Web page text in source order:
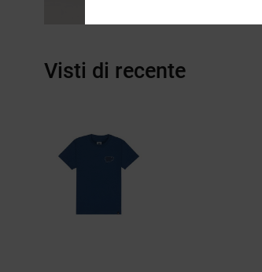
Visti di recente